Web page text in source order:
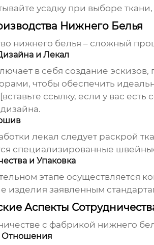
усадку при выборе
Нижнего Белья
нижнего белья – сложный
и Лекал
в себя создание
чтобы обеспечить
ссылку, если у вас
лекал следует раскрой
специализированные
и Упаковка
этапе осуществляется
изделия заявленным
Аспекты
с фабрикой нижнего
Отношения